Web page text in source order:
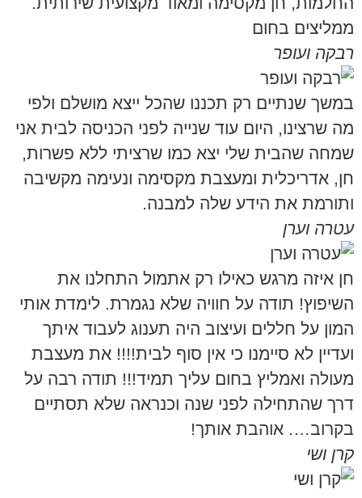
ממליצים בחום
רבקה ועופר
במשך שנתיים רק תכננו שהכל ייצא מושלם ולפי
מה שרצינו, היום עוד שנייה לפני הכניסה לבית אני
שמחה שהבית שלי יצא כמו שרציתי ללא פשרות,
חן, אדריכלית ומעצבת מקסימה ונעימה מקשיבה
ותורמת את הידע שלה למבנה.
עטרה וערן
חן איזה מרגש כאילו רק אתמול התחלנו את
השיפוץ! תודה על חוויה שלא נגמרת. לימדת אותי
המון על חללים ועיצוב היה תענוג לעבוד איתך
ועדיין לא סיימנו כי אין סוף לבית!!!! את מעצבת
מעולה ואמליץ בחום עליך תמיד!!! תודה רבה על
דרך שהתחילה לפני שנה וכנראה שלא תסתיים
בקרוב…. אוהבת אותך!
קרן ושי